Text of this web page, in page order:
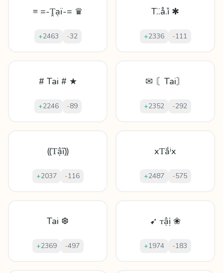
≡ =-Ṱạï-= ♛
+2463 -32
T.̈.å.ȉ ✱
+2336 -111
# Tai # ★
+2246 -89
✉ 〘Tai〙
+2352 -292
⸨Ƭậĩ⸩
+2037 -116
xƬắⁱx
+2487 -575
Tai ❆
+2369 -497
➹ ᴛậị ❀
+1974 -183